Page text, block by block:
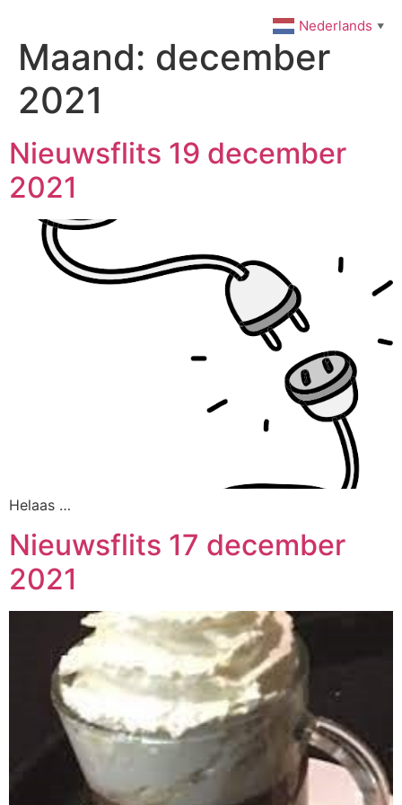
inhoudMaand: december
2021
Nieuwsflits 19 december
2021
Helaas …
Nieuwsflits 17 december
2021
Nederlands ▼